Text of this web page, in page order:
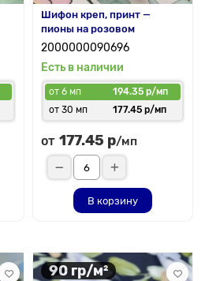
Шифон креп, принт —
пионы на розовом
2000000090696
Есть в наличии
от 6 мп
194.35 р/мп
от 30 мп
177.45 р/мп
от 177.45 р/мп
В корзину
90 гр/м²